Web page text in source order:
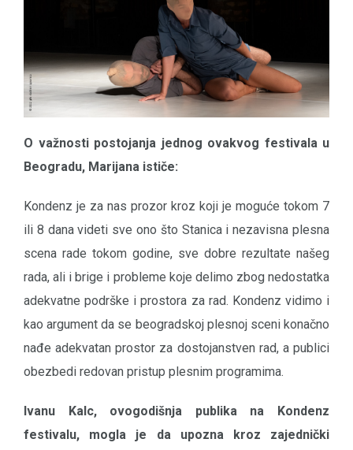
O važnosti postojanja jednog ovakvog festivala u
Beogradu, Marijana ističe:
Kondenz je za nas prozor kroz koji je moguće tokom 7
ili 8 dana videti sve ono što Stanica i nezavisna plesna
scena rade tokom godine, sve dobre rezultate našeg
rada, ali i brige i probleme koje delimo zbog nedostatka
adekvatne podrške i prostora za rad. Kondenz vidimo i
kao argument da se beogradskoj plesnoj sceni konačno
nađe adekvatan prostor za dostojanstven rad, a publici
obezbedi redovan pristup plesnim programima.
Ivanu Kalc, ovogodišnja publika na Kondenz
festivalu, mogla je da upozna kroz zajednički